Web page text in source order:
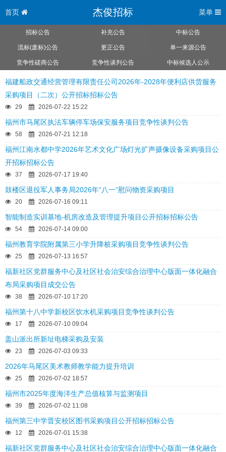
首页 杰俊招标 菜单
招标公告 补充公告 中标公告
流标(废标)公告 更正公告 单一来源公告
竞争性磋商公告 竞争性谈判公告 中标候选人公示
福建船政交通经营管理有限责任公司2026年-2028年便利店供货服务
采购项目（二次）公开招标招标公告
29 2026-07-22 15:22
福州市马尾区执法车辆停车场保安服务项目竞争性谈判公告
58 2026-07-21 12:18
福州江南水都中学2026年艺术文化广场灯光扩声摄像设备采购项目公
开招标招标公告
37 2026-07-17 19:40
鼓楼区退役军人事务局2026年“八一”慰问物资采购项目
20 2026-07-16 09:11
智能制造实训基地-机房改造及管理提升项目公开招标招标公告
54 2026-07-14 09:00
福州教育学院附属第三小学升降桩采购项目竞争性谈判公告
25 2026-07-13 16:57
福新社区党群服务中心及社区社会治安综合治理中心版面一体化融合
布局采购项目成交公告
38 2026-07-10 17:20
福州第十八中学新校区饮水机采购项目竞争性谈判公告
17 2026-07-10 09:04
盖山派出所新址电梯采购及安装
23 2026-07-03 09:33
2026年马尾区美术教师教学能力提升培训
25 2026-07-02 18:57
福州市2025年度海洋生产总值核算与监测项目
39 2026-07-02 11:08
福州第三中学晋安校区图书采购项目公开招标招标公告
12 2026-07-01 15:38
福新社区党群服务中心及社区社会治安综合治理中心版面一体化融合